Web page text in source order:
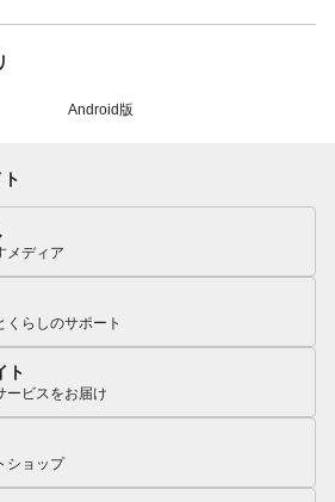
Android版
メディア
くらしのサポート
ト
ービスをお届け
ショップ